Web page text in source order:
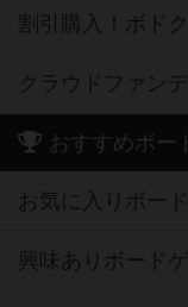
割引購入！ボド
クラウドファン
おすすめボー
お気に入りボー
興味ありボード